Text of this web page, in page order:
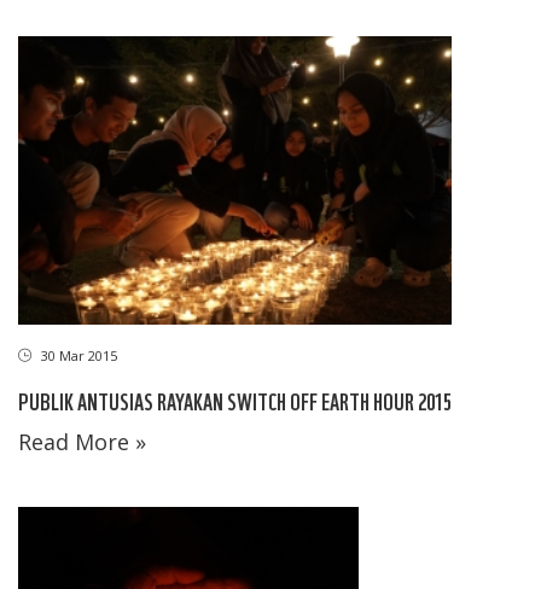
30 Mar 2015
PUBLIK ANTUSIAS RAYAKAN SWITCH OFF EARTH HOUR 2015
Read More »